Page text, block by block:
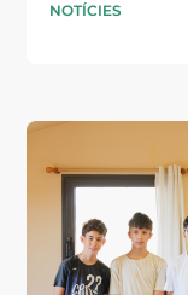
NOTÍCIES